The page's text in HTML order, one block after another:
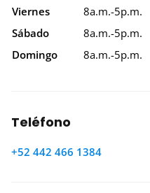
Viernes
8a.m.-5p.m.
Sábado
8a.m.-5p.m.
Domingo
8a.m.-5p.m.
Teléfono
+52 442 466 1384